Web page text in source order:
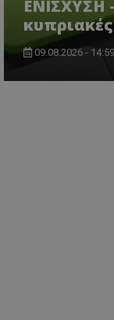
ΕΝΙΣΧΥΣΗ
09.08.2026 - 14:59